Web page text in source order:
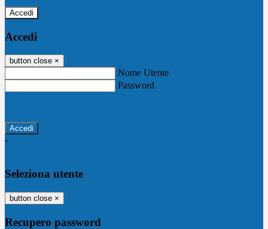
Accedi
Accedi
button close ×
Nome Utente
Password
-
Seleziona utente
button close ×
Recupero password